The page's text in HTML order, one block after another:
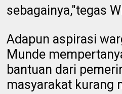
sebagainya,"tegas
Adapun aspirasi
Munde
bantuan dari
masyarakat kurang